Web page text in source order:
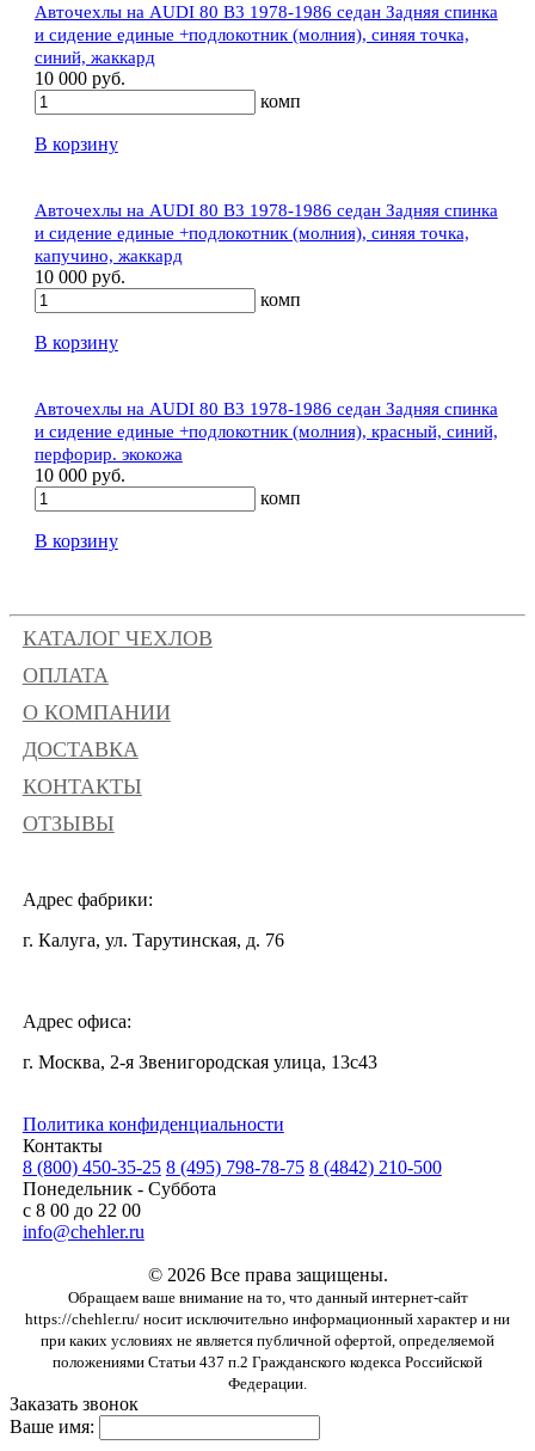
Авточехлы на AUDI 80 В3 1978-1986 седан Задняя спинка
и сидение единые +подлокотник (молния), синяя точка,
синий, жаккард
10 000 руб.
комп
В корзину
Авточехлы на AUDI 80 В3 1978-1986 седан Задняя спинка
и сидение единые +подлокотник (молния), синяя точка,
капучино, жаккард
10 000 руб.
комп
В корзину
Авточехлы на AUDI 80 В3 1978-1986 седан Задняя спинка
и сидение единые +подлокотник (молния), красный, синий,
перфорир. экокожа
10 000 руб.
комп
В корзину
КАТАЛОГ ЧЕХЛОВ
ОПЛАТА
О КОМПАНИИ
ДОСТАВКА
КОНТАКТЫ
ОТЗЫВЫ
Адрес фабрики:
г. Калуга, ул. Тарутинская, д. 76
Адрес офиса:
г. Москва, 2-я Звенигородская улица, 13с43
Политика конфиденциальности
Контакты
8 (800) 450-35-25 8 (495) 798-78-75 8 (4842) 210-500
Понедельник - Суббота
с 8 00 до 22 00
info@chehler.ru
© 2026 Все права защищены.
Обращаем ваше внимание на то, что данный интернет-сайт
https://chehler.ru/ носит исключительно информационный характер и ни
при каких условиях не является публичной офертой, определяемой
положениями Статьи 437 п.2 Гражданского кодекса Российской
Федерации.
Заказать звонок
Ваше имя: